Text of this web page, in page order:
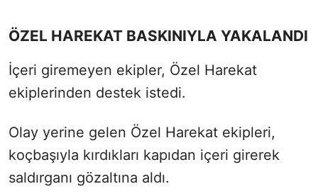
ÖZEL HAREKAT BASKINIYLA YAKALANDI
İçeri giremeyen ekipler, Özel Harekat
ekiplerinden destek istedi.
Olay yerine gelen Özel Harekat ekipleri,
koçbaşıyla kırdıkları kapıdan içeri girerek
saldırganı gözaltına aldı.